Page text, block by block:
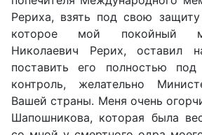
Рериха, взять под свою
которое мой покойный
Николаевич Рерих, оставил
поставить его полностью под
контроль, желательно
Вашей страны. Меня очень
Шапошникова, которая была